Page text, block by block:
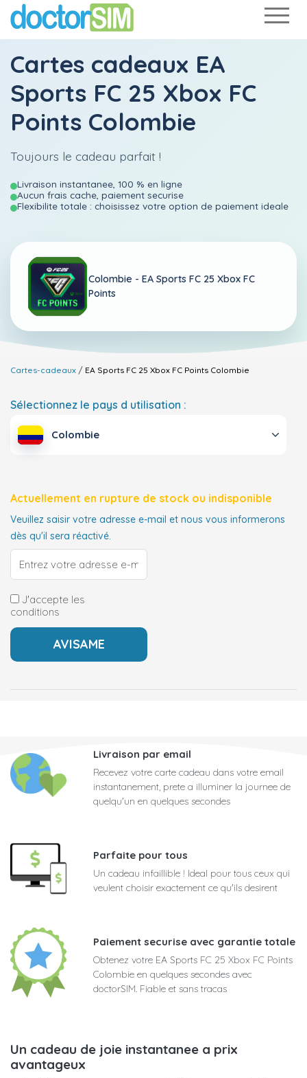
Cartes cadeaux EA
Sports FC 25 Xbox FC
Points Colombie
Toujours le cadeau parfait !
Livraison instantanee, 100 % en ligne
Aucun frais cache, paiement securise
Flexibilite totale : choisissez votre option de paiement ideale
Colombie -EA Sports FC 25 Xbox FC
Points
Cartes-cadeaux EA Sports FC 25 Xbox FC Points Colombie
Sélectionnez le pays d utilisation :
Colombie
Actuellement en rupture de stock ou indisponible
Veuillez saisir votre adresse e-mail et nous vous informerons
dès qu'il sera réactivé.
J'accepte les
conditions
Livraison par email
Recevez votre carte cadeau dans votre email
instantanement, prete a illuminer la journee de
quelqu'un en quelques secondes
Parfaite pour tous
Un cadeau infaillible ! Ideal pour tous ceux qui
veulent choisir exactement ce qu'ils desirent
Paiement securise avec garantie totale
Obtenez votre EA Sports FC 25 Xbox FC Points
Colombie en quelques secondes avec
doctorSIM. Fiable et sans tracas
Un cadeau de joie instantanee a prix
avantageux